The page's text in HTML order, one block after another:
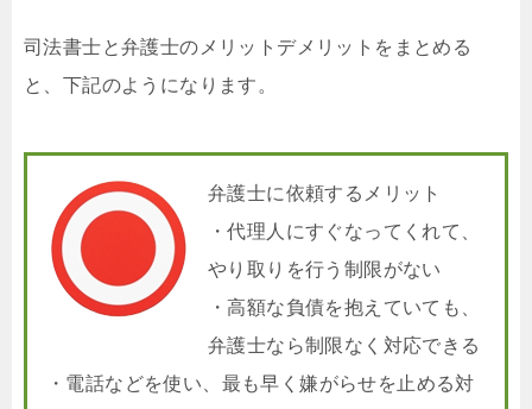
司法書士と弁護士のメリットデメリットをまとめる
と、下記のようになります。
弁護士に依頼するメリット
・代理人にすぐなってくれて、
やり取りを行う制限がない
・高額な負債を抱えていても、
弁護士なら制限なく対応できる
・電話などを使い、最も早く嫌がらせを止める対